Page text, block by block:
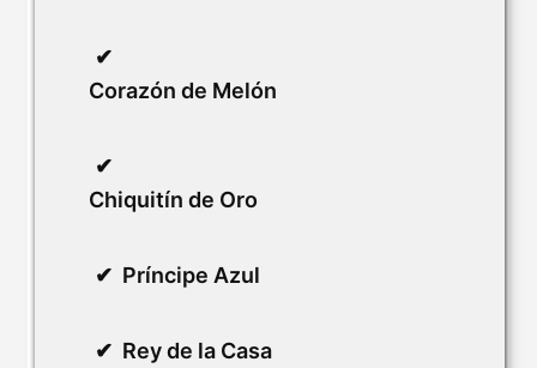
Corazón de Melón
Chiquitín de Oro
Príncipe Azul
Rey de la Casa